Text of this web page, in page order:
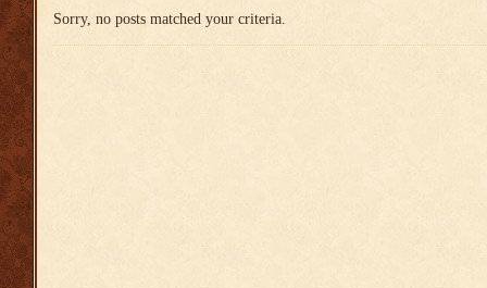
Sorry, no posts matched your criteria.